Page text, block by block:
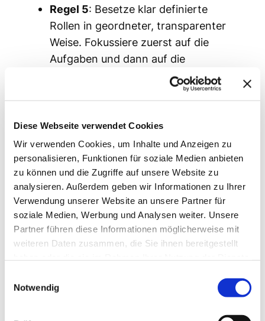
Diese Webseite verwendet Cookies
Wir verwenden Cookies, um Inhalte und Anzeigen zu
personalisieren, Funktionen für soziale Medien anbieten
zu können und die Zugriffe auf unsere Website zu
analysieren. Außerdem geben wir Informationen zu Ihrer
Verwendung unserer Website an unsere Partner für
soziale Medien, Werbung und Analysen weiter. Unsere
Partner führen diese Informationen möglicherweise mit
weiteren Daten zusammen, die Sie ihnen bereitgestellt
Notwendig
Regel 5: Besetze klar definierte
Rollen in geordneter, transparenter
Weise. Fokussiere zuerst auf die
Aufgaben und dann auf die
Mitarbeiter. Widerstehe der
Versuchung ,offensichtliche‘
auszuwählen, bevor die Positionen
vollständig definiert sind.
Regel 6: Ermittle die notwendige
Denkweise und ändere diese aktiv.
Gehe nicht davon aus, dass sich
Mitarbeiter automatisch anpassen
werden. Bedenke, Mitarbeiter sind
keine Rädchen, die in einer
Organisationsmaschine bewegt
Hoffnungen, Ängste, Wünsche, Nöte